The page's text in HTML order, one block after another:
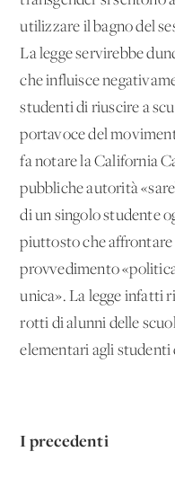
utilizzare il bagno del
La legge servirebbe
che influisce
studenti di riuscire a
portavoce del
fa notare la California
pubbliche autorità
di un singolo studente
piuttosto che
provvedimento
unica». La legge infatti
rotti di alunni delle
elementari agli studenti
I precedenti